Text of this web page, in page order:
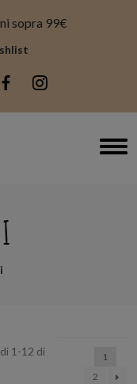
sopra 99€
1-12 di
1
2